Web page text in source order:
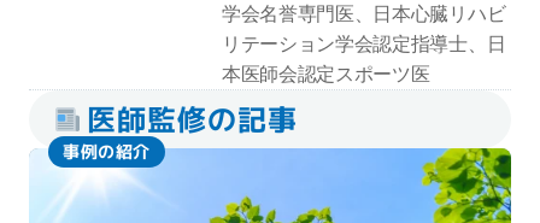
学会名誉専門医、日本心臓リハビ
リテーション学会認定指導士、日
本医師会認定スポーツ医
医師監修の記事
事例の紹介